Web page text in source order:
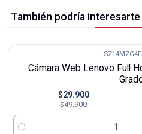
También podría
SZ14MZG4F
Cámara Web Lenovo Full
$29.900
$49.900